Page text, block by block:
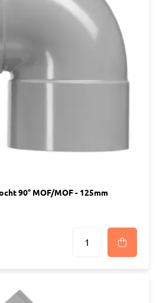
90° MOF/MOF - 125mm